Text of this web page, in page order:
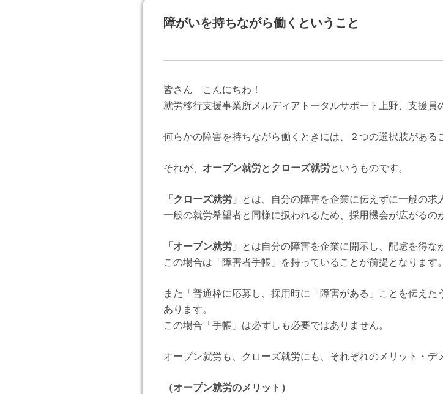
障がいを持ちながら働くということ
皆さん こんにちわ！
就労移行支援事業所メルディアトータルサポート上野、支援員
何らかの障害を持ちながら働くときには、２つの選択肢がある
それが、 オープン就労と クローズ就労というものです。
「クローズ就労」
とは、自分の障害を企業に伝えずに一般の求
一般の就労希望者と同様に扱われるため、採用機会が広がるの
「オープン就労」
とは自分の障害を企業に開示し、配慮を得な
この場合は「障害者手帳」を持っていることが前提となります。
また「普通枠に応募し、採用時に「障害がある」ことを伝え
あります。
この場合「手帳」は必ずしも必要ではありません。
オープン就労も、クローズ就労にも、それぞれのメリット・デ
（オープン就労のメリット）